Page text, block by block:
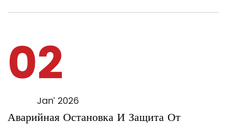
02
Jan’ 2026
Аварийная Остановка И Защита От